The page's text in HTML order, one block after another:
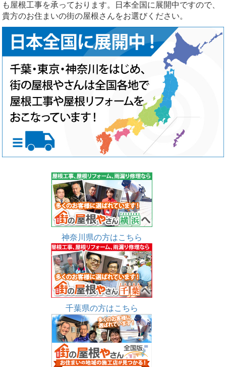
も屋根工事を承っております。日本全国に展開中ですので、
貴方のお住まいの街の屋根さんをお選びください。
神奈川県の方はこちら
千葉県の方はこちら